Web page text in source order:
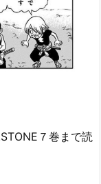
７巻まで読